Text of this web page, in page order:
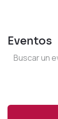
Eventos